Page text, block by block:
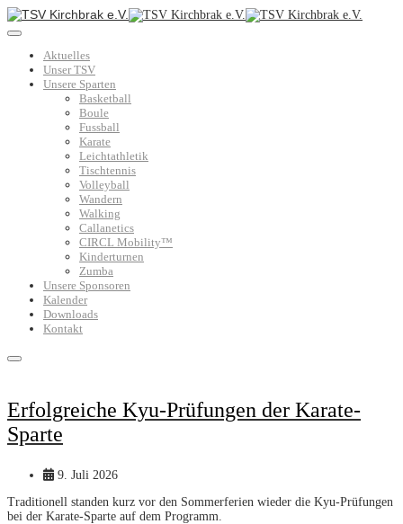
Aktuelles
Unser TSV
Unsere Sparten
Basketball
Boule
Fussball
Karate
Leichtathletik
Tischtennis
Volleyball
Wandern
Walking
Callanetics
CIRCL Mobility™
Kinderturnen
Zumba
Unsere Sponsoren
Kalender
Downloads
Kontakt
Erfolgreiche Kyu-Prüfungen der Karate-
Sparte
9. Juli 2026
Traditionell standen kurz vor den Sommerferien wieder die Kyu-Prüfungen
bei der Karate-Sparte auf dem Programm.